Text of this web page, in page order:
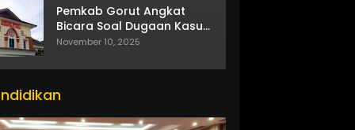
Pemkab Gorut Angkat
Bicara Soal Dugaan Kasus
Asusila Oknum ASN
November 10, 2025